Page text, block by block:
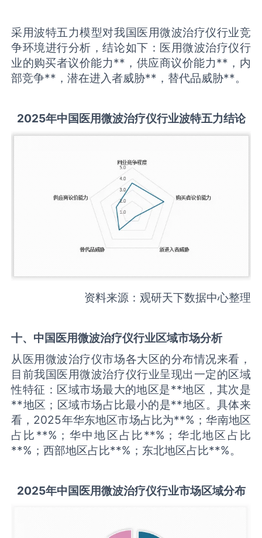
采用波特五力模型对我国医用微波治疗仪行业竞
争环境进行分析，结论如下：医用微波治疗仪行
业的购买者议价能力**，供应商议价能力**，内
部竞争**，潜在进入者威胁**，替代品威胁**。
2025年中国医用微波治疗仪行业波特五力结论
资料来源：观研天下数据中心整理
十、中国医用微波治疗仪行业区域市场分析
从医用微波治疗仪市场各大区的分布情况来看，
目前我国医用微波治疗仪行业呈现出一定的区域
性特征：区域市场最大的地区是**地区，其次是
**地区；区域市场占比最小的是**地区。具体来
看，2025年华东地区市场占比为**%；华南地区
占比**%；华中地区占比**%；华北地区占比
**%；西部地区占比**%；东北地区占比**%。
2025年中国医用微波治疗仪行业市场区域分布